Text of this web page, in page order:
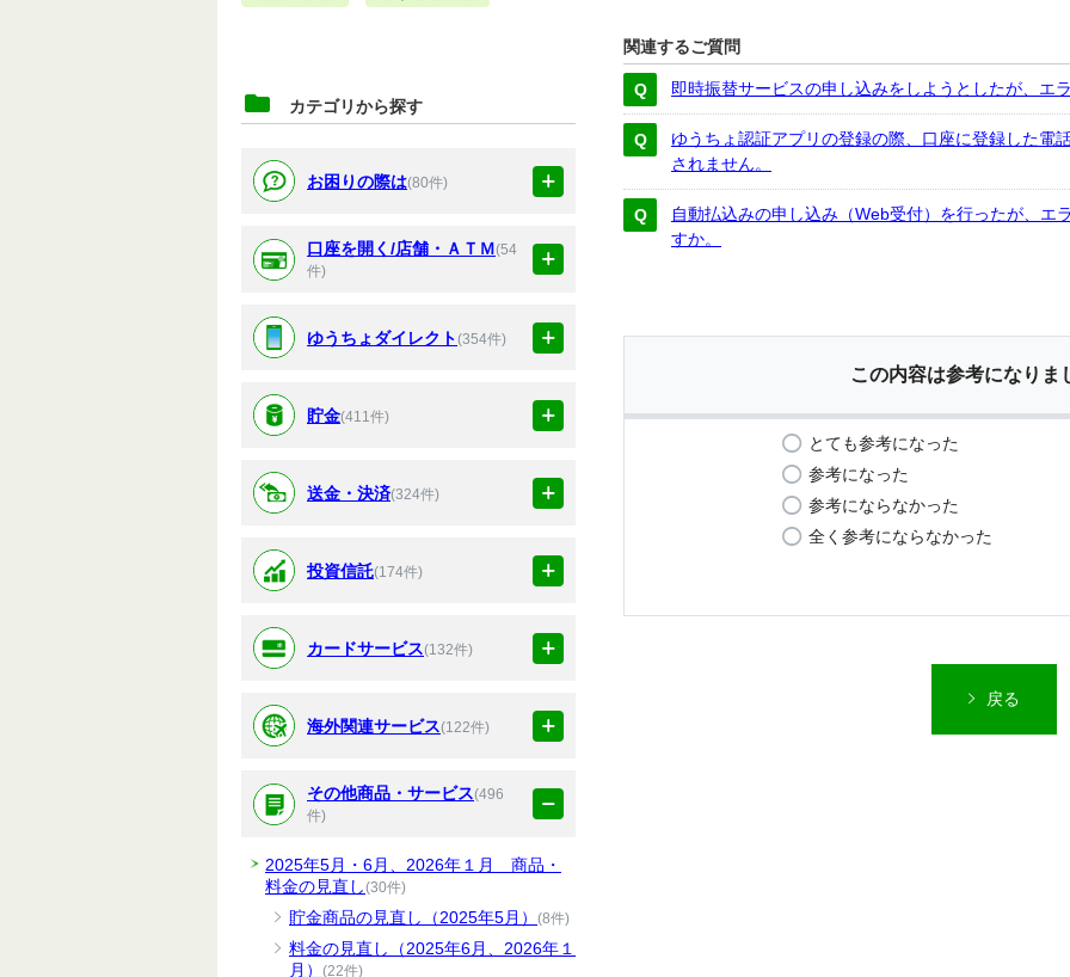
カテゴリから探す
お困りの際は(80件)
口座を開く/店舗・ＡＴＭ(54
件)
ゆうちょダイレクト(354件)
貯金(411件)
送金・決済(324件)
投資信託(174件)
カードサービス(132件)
海外関連サービス(122件)
その他商品・サービス(496
件)
2025年5月・6月、2026年１月 商品・
料金の見直し(30件)
貯金商品の見直し（2025年5月） (8件)
料金の見直し（2025年6月、2026年１
月） (22件)
関連するご質問
即時振替サービスの申し込みをしようとしたが、エ
ゆうちょ認証アプリの登録の際、口座に登録した電
されません。
自動払込みの申し込み（Web受付）を行ったが、エ
すか。
この内容は参考になりま
とても参考になった
参考になった
参考にならなかった
全く参考にならなかった
戻る